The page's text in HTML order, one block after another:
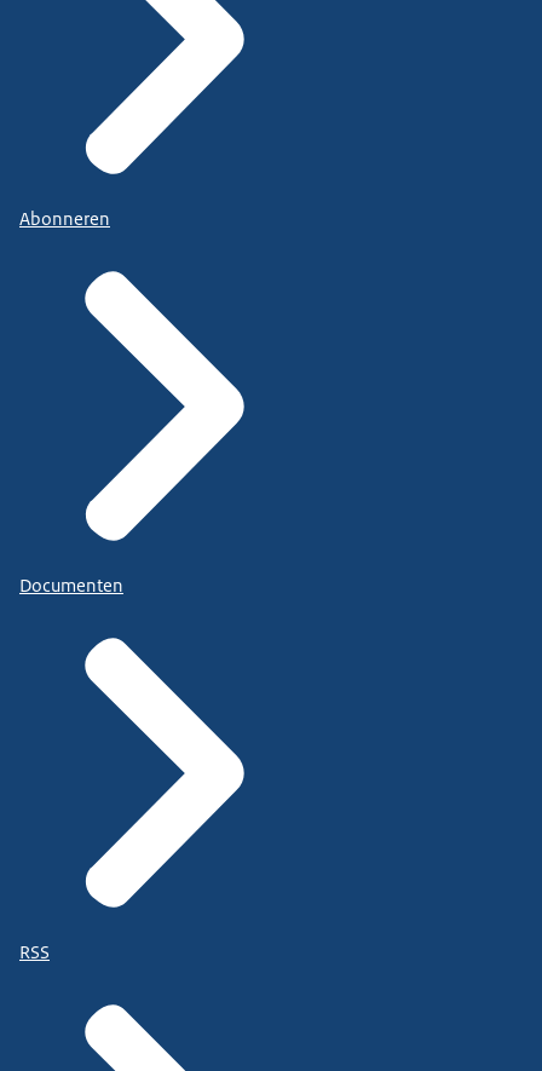
Abonneren
Documenten
RSS